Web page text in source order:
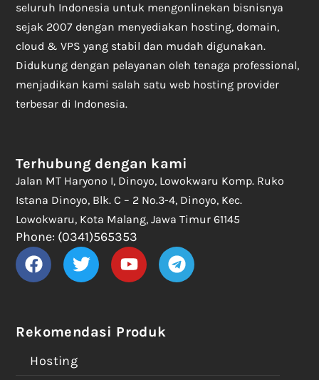
seluruh Indonesia untuk mengonlinekan bisnisnya
sejak 2007 dengan menyediakan hosting, domain,
cloud & VPS yang stabil dan mudah digunakan.
Didukung dengan pelayanan oleh tenaga professional,
menjadikan kami salah satu web hosting provider
terbesar di Indonesia.
Rekomendasi Produk
Hosting
Terhubung dengan kami
Jalan MT Haryono I, Dinoyo, Lowokwaru Komp. Ruko
Istana Dinoyo, Blk. C – 2 No.3-4, Dinoyo, Kec.
Lowokwaru, Kota Malang, Jawa Timur 61145
Phone: (0341)565353